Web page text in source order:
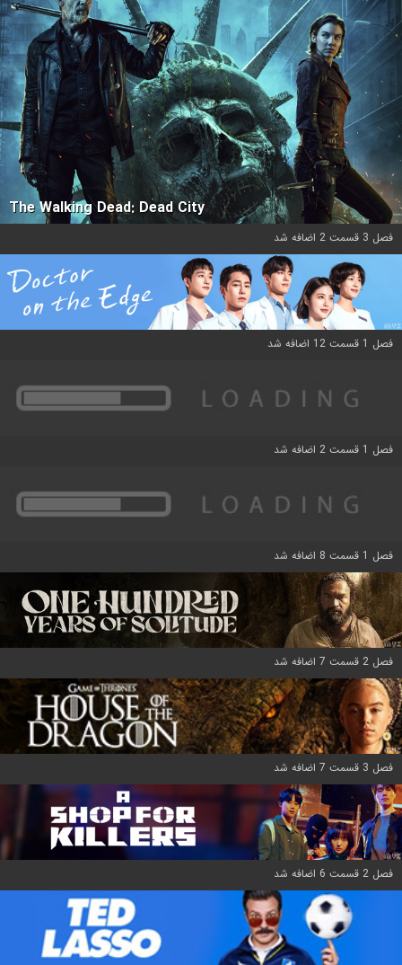
The Walking Dead: Dead City
فصل 3 قسمت 2 اضافه شد
فصل 1 قسمت 12 اضافه شد
فصل 1 قسمت 2 اضافه شد
فصل 1 قسمت 8 اضافه شد
فصل 2 قسمت 7 اضافه شد
فصل 3 قسمت 7 اضافه شد
فصل 2 قسمت 6 اضافه شد